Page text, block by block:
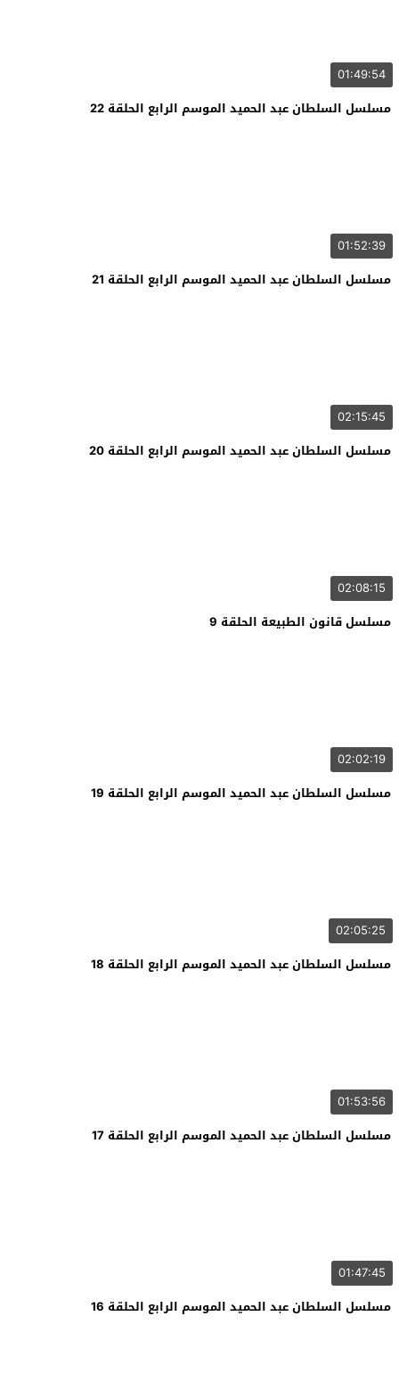
01:49:54
مسلسل السلطان عبد الحميد الموسم الرابع الحلقة 22
01:52:39
مسلسل السلطان عبد الحميد الموسم الرابع الحلقة 21
02:15:45
مسلسل السلطان عبد الحميد الموسم الرابع الحلقة 20
02:08:15
مسلسل قانون الطبيعة الحلقة 9
02:02:19
مسلسل السلطان عبد الحميد الموسم الرابع الحلقة 19
02:05:25
مسلسل السلطان عبد الحميد الموسم الرابع الحلقة 18
01:53:56
مسلسل السلطان عبد الحميد الموسم الرابع الحلقة 17
01:47:45
مسلسل السلطان عبد الحميد الموسم الرابع الحلقة 16